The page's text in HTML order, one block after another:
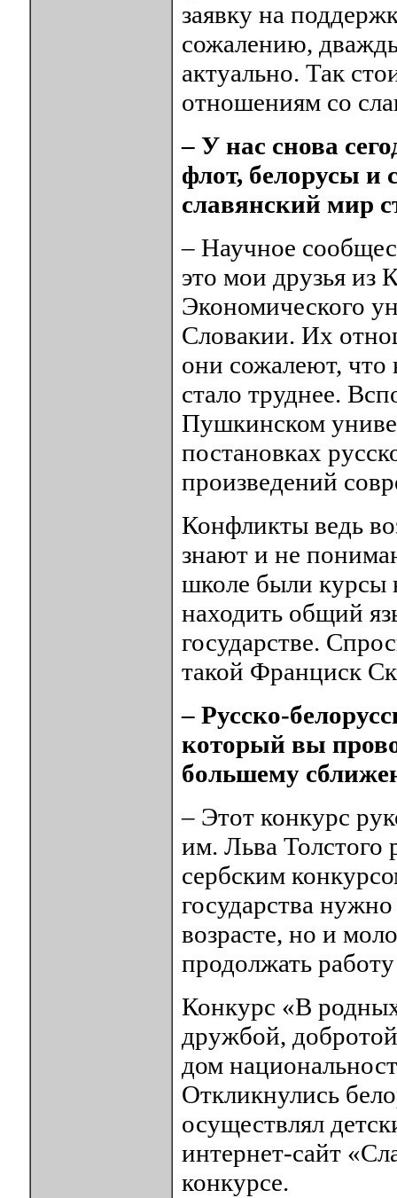
заявку на
сожалению,
актуально. Так
отношениям со
– У нас снова
флот, белорусы и
славянский мир
– Научное
это мои друзья из
Экономического
Словакии. Их
они сожалеют, что
стало труднее.
Пушкинском
постановках
произведений
Конфликты ведь
знают и не
школе были курсы
находить общий
государстве.
такой Франциск
– Русско-
который вы
большему
– Этот конкурс
им. Льва Толстого
сербским
государства
возрасте, но и
продолжать
Конкурс «В
дружбой,
дом
Откликнулись
осуществлял
интернет-сайт
конкурсе.